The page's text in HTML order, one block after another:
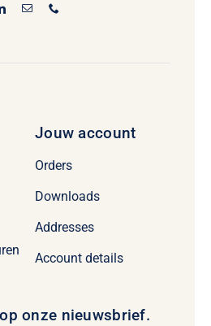
Jouw account
Orders
Downloads
Addresses
Account details
onze nieuwsbrief.